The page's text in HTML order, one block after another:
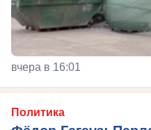
вчера в 16:01
Политика